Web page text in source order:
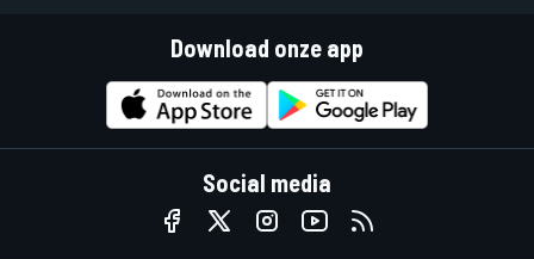
Download onze app
Social media